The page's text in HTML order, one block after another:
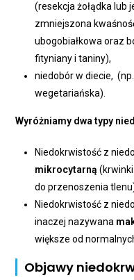
(resekcja żołądka lub
zmniejszona
ubogobiałkowa oraz
fityniany i taniny),
niedobór w diecie,
wegetariańska).
Wyróżniamy dwa typy
Niedokrwistość z
mikrocytarną
do przenoszenia
Niedokrwistość z
inaczej nazywana
większe od
Objawy